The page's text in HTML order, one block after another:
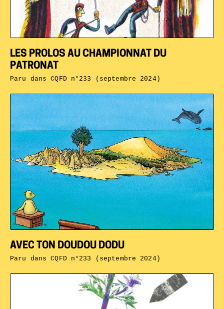
AVEC TON DOUDOU DODU
Paru dansCQFD n°233 (septembre 2024)
LES PROLOS AU CHAMPIONNAT DU
PATRONAT
Paru dansCQFD n°233 (septembre 2024)